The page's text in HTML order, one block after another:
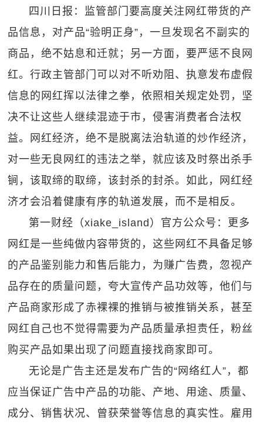
四川日报：监管部门要高度关注网红带货的产
品信息，对产品“验明正身”，一旦发现名不副实的
商品，绝不姑息和迁就；另一方面，要严惩不良网
红。行政主管部门可以对不听劝阻、执意发布虚假
信息的网红挥以法律之拳，依照相关规定处罚，坚
决不让这些人继续混迹于市，侵害消费者合法权
益。网红经济，绝不是脱离法治轨道的炒作经济，
对一些无良网红的违法之举，就应该及时祭出杀手
锏，该取缔的取缔，该封杀的封杀。如此，网红经
济才会沿着健康有序的轨道发展，而不是相反。
第一财经（xiake_island）官方公众号：更多
网红是一些纯做内容带货的，这些网红不具备足够
的产品鉴别能力和售后能力，为赚广告费，忽视产
品存在的质量问题，夸大宣传产品功效等，他们与
产品商家形成了赤裸裸的推销与被推销关系，甚至
网红自己也不觉得需要为产品质量承担责任，粉丝
购买产品如果出现了问题直接找商家即可。
无论是广告主还是发布广告的“网络红人”，都
应当保证广告中产品的功能、产地、用途、质量、
成分、销售状况、曾获荣誉等信息的真实性。雇用